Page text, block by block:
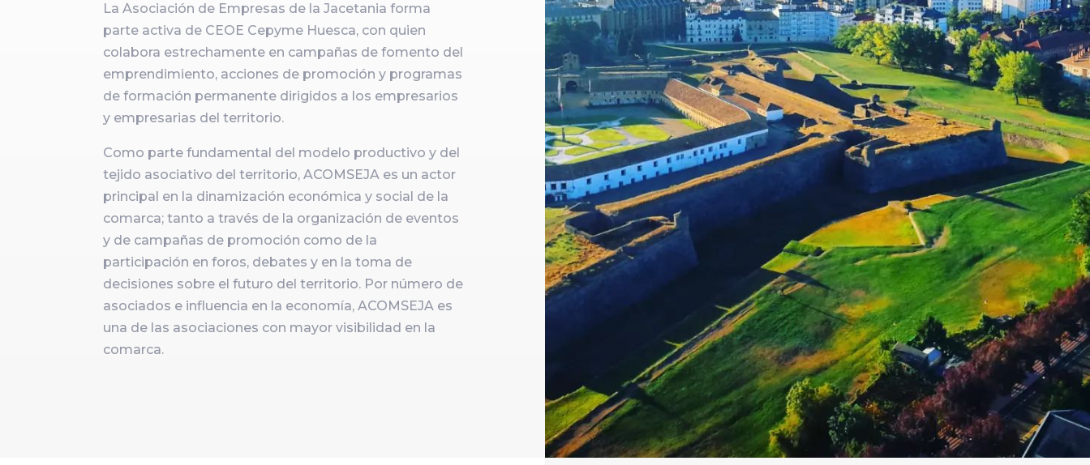
La Asociación de Empresas de la Jacetania forma
parte activa de CEOE Cepyme Huesca, con quien
colabora estrechamente en campañas de fomento del
emprendimiento, acciones de promoción y programas
de formación permanente dirigidos a los empresarios
y empresarias del territorio.
Como parte fundamental del modelo productivo y del
tejido asociativo del territorio, ACOMSEJA es un actor
principal en la dinamización económica y social de la
comarca; tanto a través de la organización de eventos
y de campañas de promoción como de la
participación en foros, debates y en la toma de
decisiones sobre el futuro del territorio. Por número de
asociados e influencia en la economía, ACOMSEJA es
una de las asociaciones con mayor visibilidad en la
comarca.